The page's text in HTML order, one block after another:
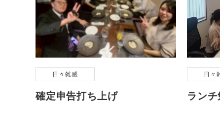
日々雑感
確定申告打ち上げ
日々
ラン